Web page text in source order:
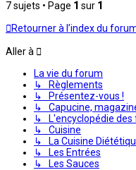
7 sujets • Page 1 sur 1
Retourner à l’index du
Aller à
La vie du forum
↳ Règlements
↳ Présentez-vous !
↳ Capucine,
↳ L'encyclopédie des
↳ Cuisine
↳ La Cuisine
↳ Les Entrées
↳ Les Sauces